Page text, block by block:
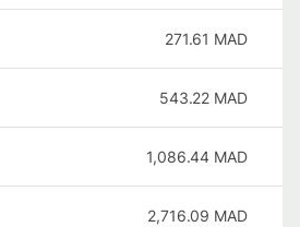
271.61 MAD
543.22 MAD
1,086.44 MAD
2,716.09 MAD